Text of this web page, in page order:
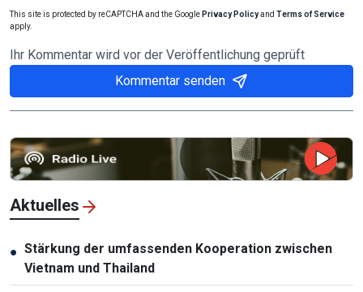
This site is protected by reCAPTCHA and the Google Privacy Policyand Terms of Service
apply.
Ihr Kommentar wird vor der Veröffentlichung geprüft
Kommentar senden
Aktuelles
● Stärkung der umfassenden Kooperation zwischen
Vietnam und Thailand